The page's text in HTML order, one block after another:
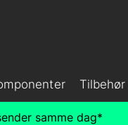
Tilbehør
samme dag*